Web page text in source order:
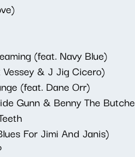
(feat. Navy Blue)
& J Jig Cicero)
(feat. Dane Orr)
Gunn & Benny The
For Jimi And Janis)